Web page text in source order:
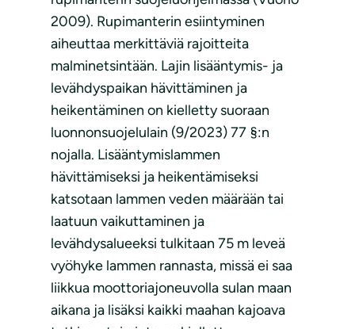
2009). Rupimanterin esiintyminen
aiheuttaa merkittäviä rajoitteita
malminetsintään. Lajin lisääntymis- ja
levähdyspaikan hävittäminen ja
heikentäminen on kielletty suoraan
luonnonsuojelulain (9/2023) 77 §:n
nojalla. Lisääntymislammen
hävittämiseksi ja heikentämiseksi
katsotaan lammen veden määrään tai
laatuun vaikuttaminen ja
levähdysalueeksi tulkitaan 75 m leveä
vyöhyke lammen rannasta, missä ei saa
liikkua moottoriajoneuvolla sulan maan
aikana ja lisäksi kaikki maahan kajoava